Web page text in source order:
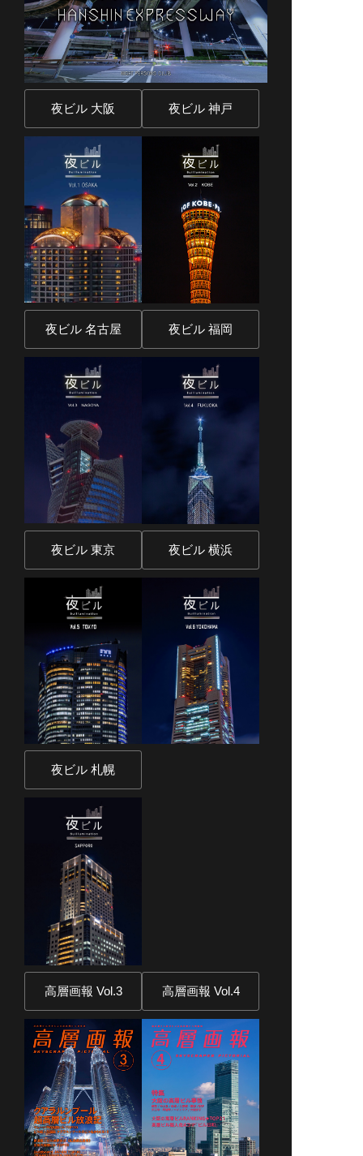
夜ビル 大阪 夜ビル 神戸
夜ビル 名古屋 夜ビル 福岡
夜ビル 東京 夜ビル 横浜
夜ビル 札幌
高層画報 Vol.3 高層画報 Vol.4